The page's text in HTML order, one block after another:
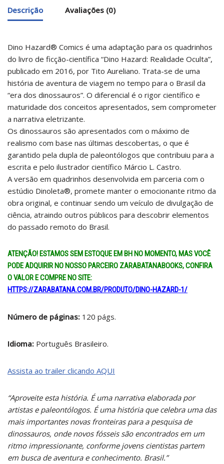
Descrição Avaliações (0)
Dino Hazard® Comics é uma adaptação para os quadrinhos
do livro de ficção-científica “Dino Hazard: Realidade Oculta”,
publicado em 2016, por Tito Aureliano. Trata-se de uma
história de aventura de viagem no tempo para o Brasil da
“era dos dinossauros”. O diferencial é o rigor científico e
maturidade dos conceitos apresentados, sem comprometer
a narrativa eletrizante.
Os dinossauros são apresentados com o máximo de
realismo com base nas últimas descobertas, o que é
garantido pela dupla de paleontólogos que contribuiu para a
escrita e pelo ilustrador científico Márcio L. Castro.
A versão em quadrinhos desenvolvida em parceria com o
estúdio Dinoleta®, promete manter o emocionante ritmo da
obra original, e continuar sendo um veículo de divulgação de
ciência, atraindo outros públicos para descobrir elementos
do passado remoto do Brasil.
ATENÇÃO! ESTAMOS SEM ESTOQUE EM BH NO MOMENTO, MAS VOCÊ
PODE ADQUIRIR NO NOSSO PARCEIRO ZARABATANABOOKS, CONFIRA
O VALOR E COMPRE NO SITE:
HTTPS://ZARABATANA.COM.BR/PRODUTO/DINO-HAZARD-1/
Número de páginas: 120 págs.
Idioma: Português Brasileiro.
Assista ao trailer clicando AQUI
“Aproveite esta história. É uma narrativa elaborada por
artistas e paleontólogos. É uma história que celebra uma das
mais importantes novas fronteiras para a pesquisa de
dinossauros, onde novos fósseis são encontrados em um
ritmo impressionante, conforme jovens cientistas partem
em busca de aventura e conhecimento. Brasil.”